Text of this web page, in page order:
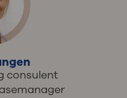
consulent